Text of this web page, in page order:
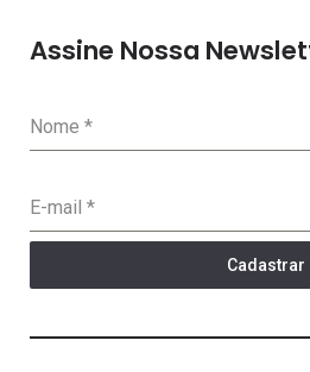
Assine Nossa
Nome *
E-mail *
Cadastrar